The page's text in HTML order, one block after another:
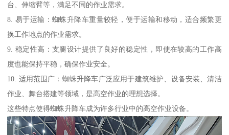
台、伸缩臂等，满足不同的作业需求。
8. 易于运输：蜘蛛升降车重量较轻，便于运输和移动，适合频繁更
换工作地点的作业需求。
9. 稳定性高：支腿设计提供了良好的稳定性，即使在较高的工作高
度也能保持平稳，确保作业安全。
10. 适用范围广：蜘蛛升降车广泛应用于建筑维护、设备安装、清洁
作业、舞台搭建等领域，是高空作业的理想选择。
这些特点使得蜘蛛升降车成为许多行业中的高空作业设备。